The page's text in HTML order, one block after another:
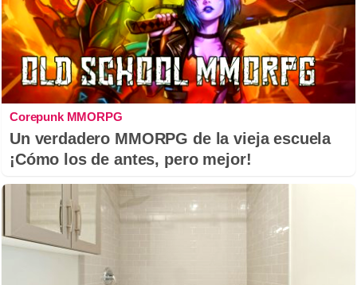
Corepunk MMORPG
Un verdadero MMORPG de la vieja escuela
¡Cómo los de antes, pero mejor!